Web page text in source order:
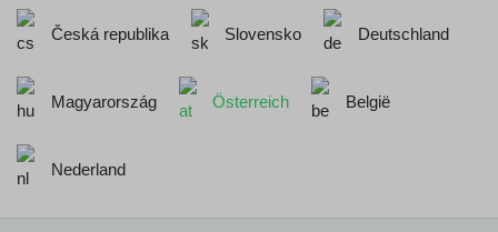
Česká republika Slovensko Deutschland
Magyarország Österreich België
Nederland